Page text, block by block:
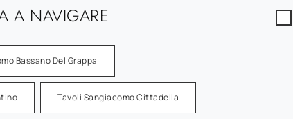
A NAVIGARE
Bassano Del Grappa
Tavoli Sangiacomo Cittadella